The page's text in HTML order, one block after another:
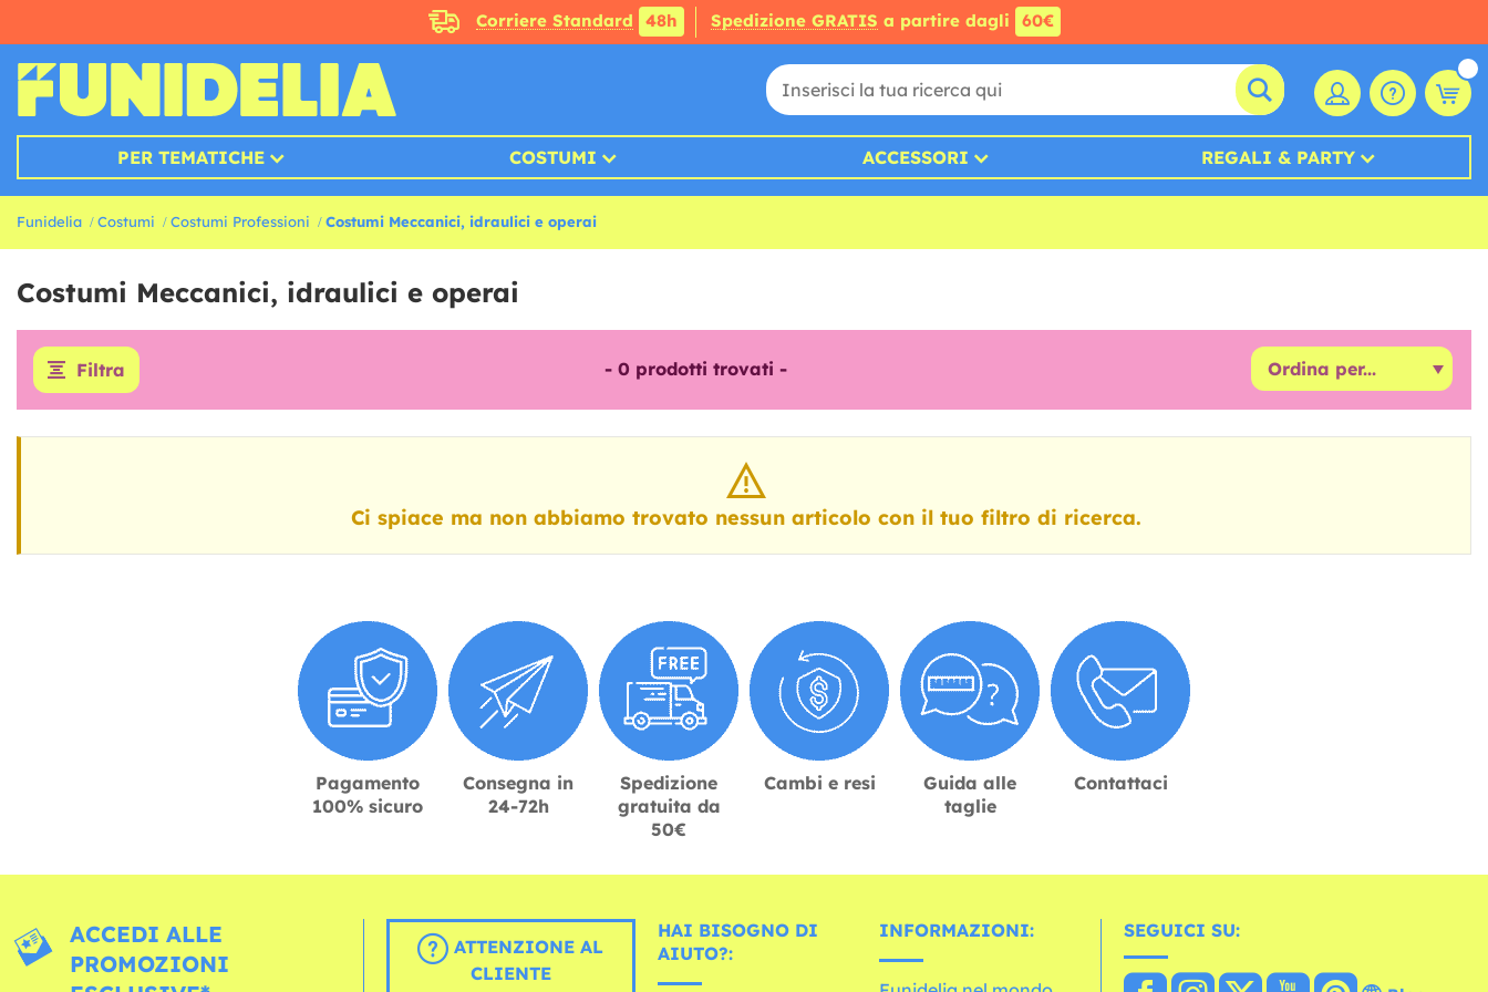
Corriere Standard 48h Spedizione GRATIS a partire dagli 60€
PER TEMATICHE COSTUMI ACCESSORI REGALI & PARTY
Funidelia Costumi Costumi Professioni Costumi Meccanici, idraulici e operai
Costumi Meccanici, idraulici e operai
Filtra - 0 prodotti trovati -
Ci spiace ma non abbiamo trovato nessun articolo con il tuo filtro di ricerca.
Pagamento
100% sicuro
Consegna in
24-72h
Spedizione
gratuita da
50€
Cambi e resi
Guida alle
taglie
Contattaci
ACCEDI ALLE
PROMOZIONI
ATTENZIONE AL
CLIENTE
HAI BISOGNO DI
AIUTO?:
INFORMAZIONI: SEGUICI SU: